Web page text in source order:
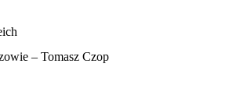
– Tomasz Czop